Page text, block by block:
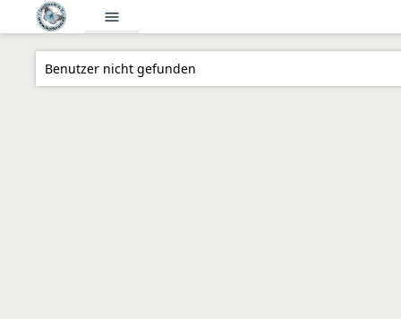
menu
Benutzer nicht gefunden